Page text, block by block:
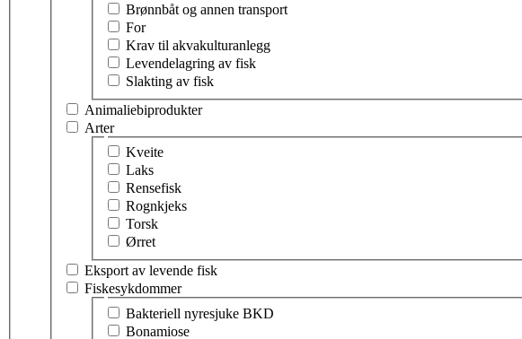
Brønnbåt og annen transport
For
Krav til akvakulturanlegg
Levendelagring av fisk
Slakting av fisk
Animaliebiprodukter
Arter
Velg tema innen arter
Kveite
Laks
Rensefisk
Rognkjeks
Torsk
Ørret
Eksport av levende fisk
Fiskesykdommer
Velg tema innen fiskesykdommer
Bakteriell nyresjuke BKD
Bonamiose